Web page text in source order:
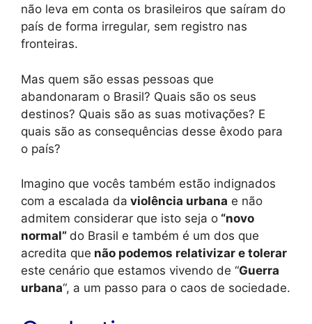
não leva em conta os brasileiros que saíram do
país de forma irregular, sem registro nas
fronteiras.
Mas quem são essas pessoas que
abandonaram o Brasil? Quais são os seus
destinos? Quais são as suas motivações? E
quais são as consequências desse êxodo para
o país?
Imagino que vocês também estão indignados
com a escalada da violência urbana e não
admitem considerar que isto seja o “novo
normal” do Brasil e também é um dos que
acredita que não podemos relativizar e tolerar
este cenário que estamos vivendo de “Guerra
urbana“, a um passo para o caos de sociedade.